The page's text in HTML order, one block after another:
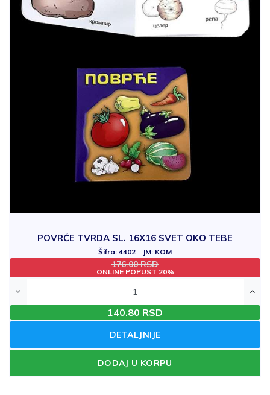
POVRĆE TVRDA SL. 16X16 SVET OKO TEBE
Šifra: 4402 JM: KOM
176.00 RSD
ONLINE POPUST 20%
140.80 RSD
DETALJNIJE
DODAJ U KORPU